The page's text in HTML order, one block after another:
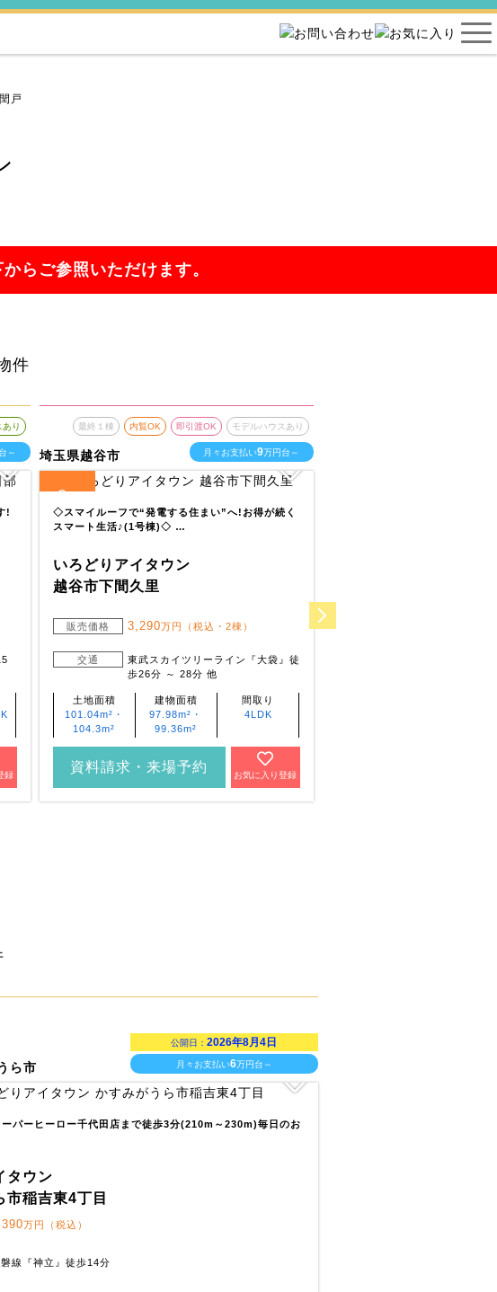
戸
らご参照いただけます。
件
り
～
!
録
埼玉県越谷市
最終１棟 内覧OK 即引渡OK モデルハウスあり
月々お支払い9万円台～
2
◇スマイルーフで“発電する住まい”へ!お得が続く
スマート生活♪(1号棟)◇ …
いろどりアイタウン
越谷市下間久里
販売価格 3,290万円（税込・2棟）
交通
東武スカイツリーライン『大袋』徒
歩26分 ～ 28分 他
土地面積
101.04m²・
104.3m²
建物面積
97.98m²・
99.36m²
間取り
4LDK
資料請求・来場予約
お気に入り登録
さいたま市桜区下大久
ら市
公開日：2026年8月4日
月々お支払い6万円台～
パーヒーロー千代田店まで徒歩3分(210m～230m)毎日のお
タウン
市稲吉東4丁目
万円（税込）
線『神立』徒歩14分